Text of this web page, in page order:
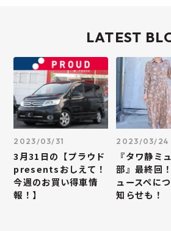
LATEST
2023/03/31
3月31日の【プラウド
presentsおしえて！
今週のお買い得車情
報！】
2023/03/24
『タワ静ミ
部』最終回
ュースペに
知らせも！